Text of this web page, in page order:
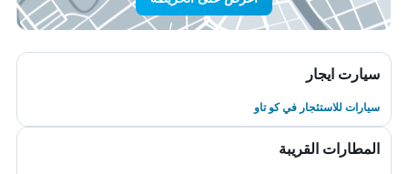
سيارت ايجار
سيارات للاستئجار في كو تاو
المطارات القريبة